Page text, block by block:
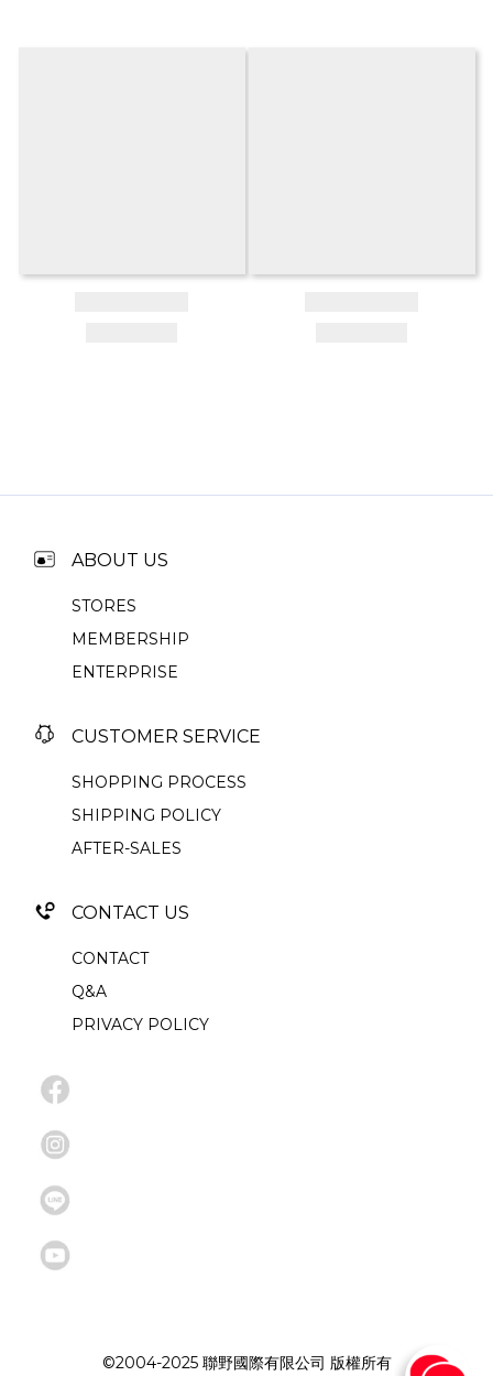
ABOUT US
STORES
MEMBERSHIP
ENTERPRISE
CUSTOMER SERVICE
SHOPPING PROCESS
SHIPPING POLICY
AFTER-SALES
CONTACT US
CONTACT
Q&A
PRIVACY POLICY
©2004-2025 聯野國際有限公司 版權所有